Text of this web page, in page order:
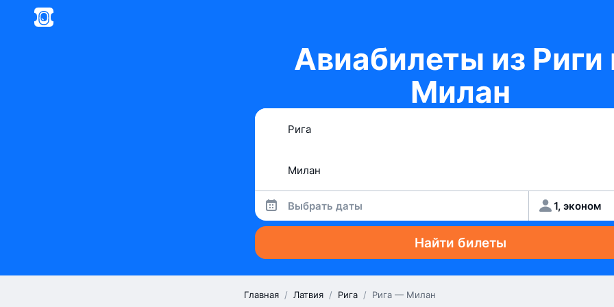
Авиабилеты из Риги
Милан
Выбрать даты 1, эконом
Найти билеты
Главная / Латвия / Рига / Рига — Милан